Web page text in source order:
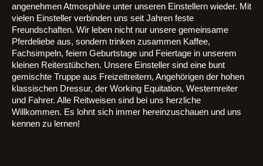
angenehmen Atmosphäre unter unseren Einstellern wieder. Mit
vielen Einsteller verbinden uns seit Jahren feste
Freundschaften. Wir leben nicht nur unsere gemeinsame
Pferdeliebe aus, sondern trinken zusammen Kaffee,
Fachsimpeln, feiern Geburtstage und Feiertage in unserem
kleinen Reiterstübchen. Unsere Einsteller sind eine bunt
gemischte Truppe aus Freizeitreitern, Angehörigen der hohen
klassischen Dressur, der Working Equitation, Westernreiter
und Fahrer. Alle Reitweisen sind bei uns herzliche
Willkommen. Es lohnt sich immer hereinzuschauen und uns
kennen zu lernen!